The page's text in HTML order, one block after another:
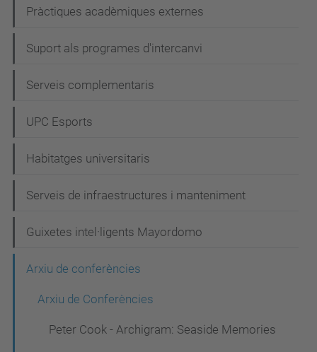
Pràctiques acadèmiques externes
Suport als programes d'intercanvi
Serveis complementaris
UPC Esports
Habitatges universitaris
Serveis de infraestructures i manteniment
Guixetes intel·ligents Mayordomo
Arxiu de conferències
Arxiu de Conferències
Peter Cook - Archigram: Seaside Memories